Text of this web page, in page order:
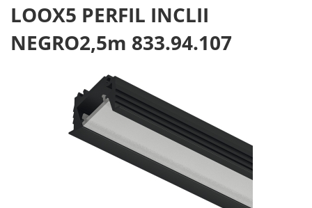
LOOX5 PERFIL INCLII
NEGRO2,5m 833.94.107